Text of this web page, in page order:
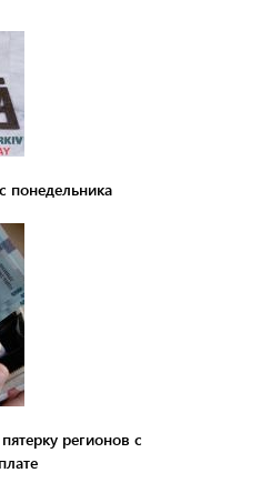
понедельника
регионов с